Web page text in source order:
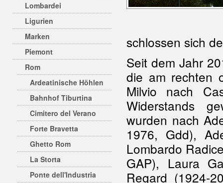
Lombardei
Ligurien
Marken
Piemont
Rom
Ardeatinische Höhlen
Bahnhof Tiburtina
Cimitero del Verano
Forte Bravetta
Ghetto Rom
La Storta
Ponte dell'Industria
schlossen sich
Seit dem Jahr
die am rechten
Milvio nach
Widerstands
wurden nach
1976, Gdd),
Lombardo
GAP), Laura
Regard (1924-